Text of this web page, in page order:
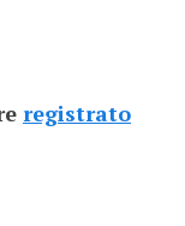
registrato